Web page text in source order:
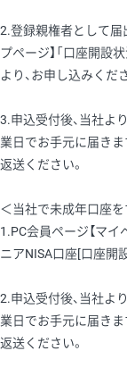
2.登録親権者として届
プページ】「口座開設
より、お申し込みくだ
3.申込受付後、当社よ
業日でお手元に届きま
返送ください。
＜当社で未成年口座
1.PC会員ページ【マイ
ニアNISA口座[口座開
2.申込受付後、当社よ
業日でお手元に届きま
返送ください。